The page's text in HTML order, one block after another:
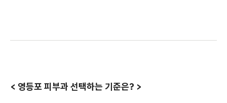
< 영등포 피부과 선택하는 기준은? >